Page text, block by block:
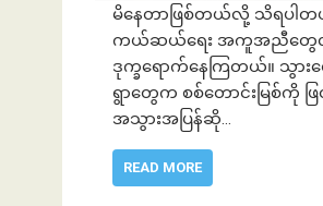
မိနေတာဖြစ်တယ်လို့ သိရပါတယ်
ကယ်ဆယ်ရေး အကူအညီတွေလည်း
ဒုက္ခရောက်နေကြတယ်။ သွာ
ရွာတွေက စစ်တောင်းမြစ်ကို
အသွားအပြန်ဆို…
READ MORE